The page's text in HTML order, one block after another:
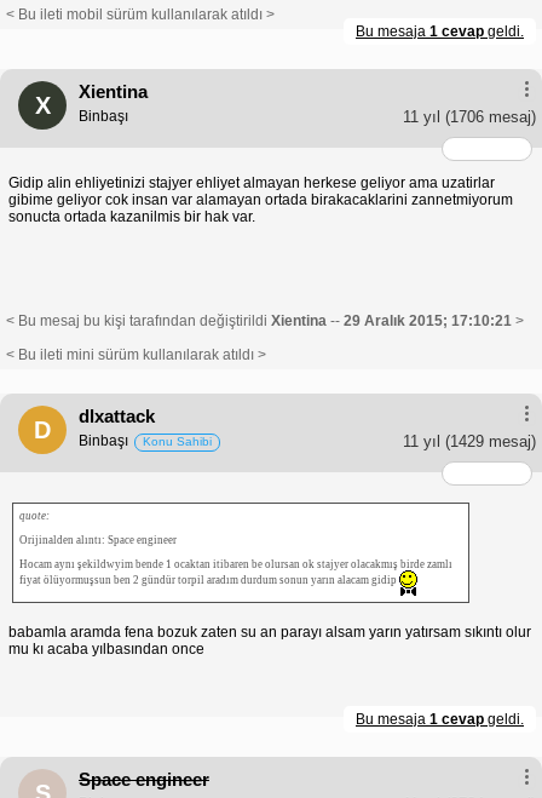
< Bu ileti mobil sürüm kullanılarak atıldı >
Bu mesaja 1 cevap geldi.
X
Xientina
11 yıl (1706 mesaj)
Binbaşı
Gidip alin ehliyetinizi stajyer ehliyet almayan herkese geliyor ama uzatirlar
gibime geliyor cok insan var alamayan ortada birakacaklarini zannetmiyorum
sonucta ortada kazanilmis bir hak var.
< Bu mesaj bu kişi tarafından değiştirildi Xientina -- 29 Aralık 2015; 17:10:21 >
< Bu ileti mini sürüm kullanılarak atıldı >
D
dlxattack
11 yıl (1429 mesaj)
Binbaşı Konu Sahibi
quote:
Orijinalden alıntı: Space engineer
Hocam aynı şekildwyim bende 1 ocaktan itibaren be olursan ok stajyer olacakmış birde zamlı
fiyat ölüyormuşsun ben 2 gündür torpil aradım durdum sonun yarın alacam gidip
babamla aramda fena bozuk zaten su an parayı alsam yarın yatırsam sıkıntı olur
mu kı acaba yılbasından once
Bu mesaja 1 cevap geldi.
Space engineer